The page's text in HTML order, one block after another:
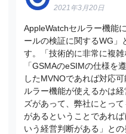
2021年3月20日
AppleWatchセルラー機能
ールの検証に関するWG」
す。「技術的に非常に複
「GSMAのeSIMの仕様を
したMVNOであれば対応
ルラー機能が使えるかは
ズがあって、弊社にとっ
があるということであれ
いう経営判断がある」と